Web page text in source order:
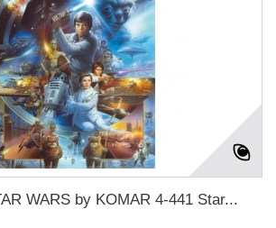
WARS by KOMAR 4-441 Star...